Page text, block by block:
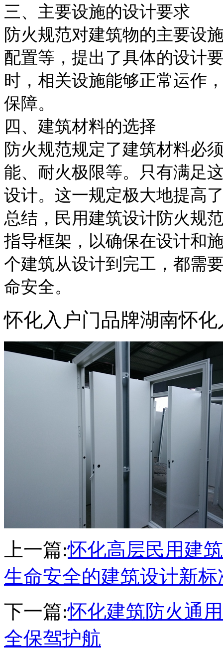
三、主要设施的设计要求
防火规范对建筑物的主要设
配置等，提出了具体的设计
时，相关设施能够正常运作
保障。
四、建筑材料的选择
防火规范规定了建筑材料必
能、耐火极限等。只有满足
设计。这一规定极大地提高
总结，民用建筑设计防火规
指导框架，以确保在设计和
个建筑从设计到完工，都需
命安全。
怀化入户门品牌湖南怀
上一篇:怀化高层民用建
生命安全的建筑设计新标
下一篇:怀化建筑防火通
全保驾护航